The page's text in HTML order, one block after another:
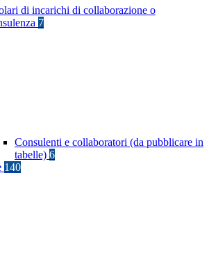
di incarichi di collaborazione o
7
Consulenti e collaboratori (da pubblicare in
tabelle) 6
140